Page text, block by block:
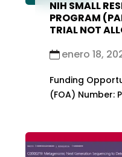
NIH SMALL
PROGRAM
TRIAL NOT
enero 18,
Funding
(FOA) Number: